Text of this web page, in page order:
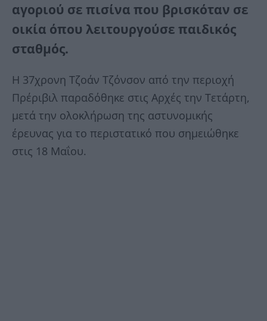
αγοριού σε πισίνα που βρισκόταν σε
οικία όπου λειτουργούσε παιδικός
σταθμός.
Η 37χρονη Τζοάν Τζόνσον από την περιοχή
Πρέριβιλ παραδόθηκε στις Αρχές την Τετάρτη,
μετά την ολοκλήρωση της αστυνομικής
έρευνας για το περιστατικό που σημειώθηκε
στις 18 Μαΐου.